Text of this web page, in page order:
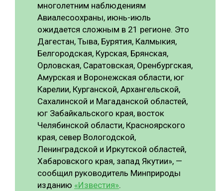
многолетним наблюдениям
Авиалесоохраны, июнь-июль
ожидается сложным в 21 регионе. Это
Дагестан, Тыва, Бурятия, Калмыкия,
Белгородская, Курская, Брянская,
Орловская, Саратовская, Оренбургская,
Амурская и Воронежская области, юг
Карелии, Курганской, Архангельской,
Сахалинской и Магаданской областей,
юг Забайкальского края, восток
Челябинской области, Красноярского
края, север Вологодской,
Ленинградской и Иркутской областей,
Хабаровского края, запад Якутии», —
сообщил руководитель Минприроды
изданию «Известия».